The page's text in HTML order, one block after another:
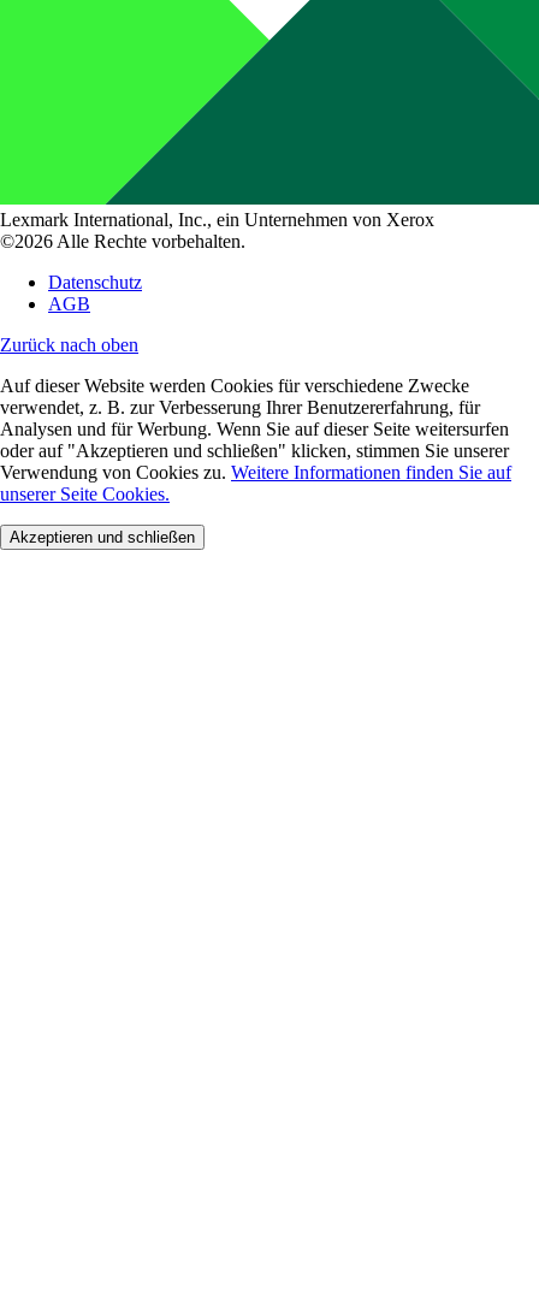
Lexmark International, Inc., ein Unternehmen von Xerox
©2026 Alle Rechte vorbehalten.
Datenschutz
AGB
Zurück nach oben
Auf dieser Website werden Cookies für verschiedene Zwecke
verwendet, z. B. zur Verbesserung Ihrer Benutzererfahrung, für
Analysen und für Werbung. Wenn Sie auf dieser Seite weitersurfen
oder auf "Akzeptieren und schließen" klicken, stimmen Sie unserer
Verwendung von Cookies zu. Weitere Informationen finden Sie auf
unserer Seite Cookies.
Akzeptieren und schließen